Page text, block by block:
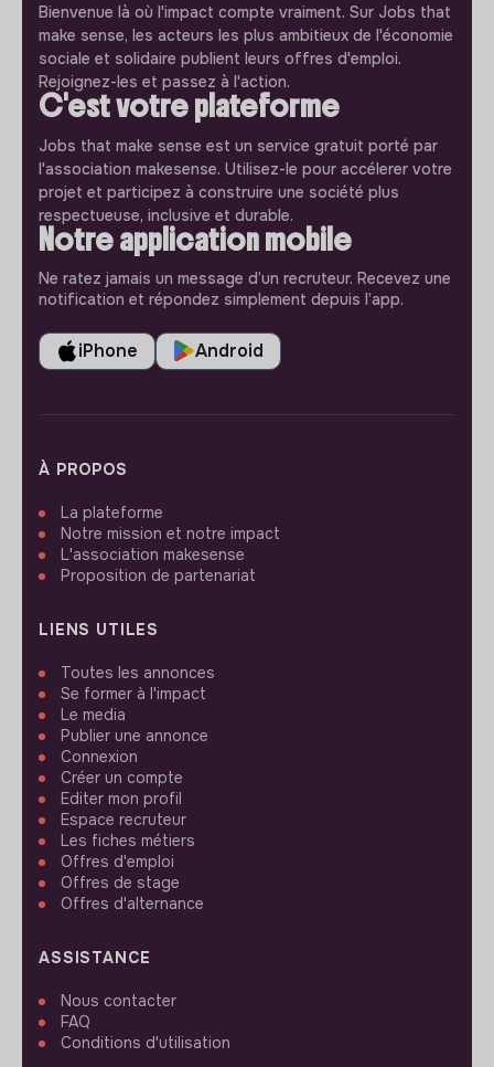
Bienvenue là où l'impact compte vraiment. Sur Jobs that
make sense, les acteurs les plus ambitieux de l'économie
sociale et solidaire publient leurs offres d'emploi.
Rejoignez-les et passez à l'action.
C'est votre plateforme
Jobs that make sense est un service gratuit porté par
l'association makesense. Utilisez-le pour accélerer votre
projet et participez à construire une société plus
respectueuse, inclusive et durable.
Notre application mobile
Ne ratez jamais un message d’un recruteur. Recevez une
notification et répondez simplement depuis l’app.
iPhone Android
À PROPOS
La plateforme
Notre mission et notre impact
L'association makesense
Proposition de partenariat
LIENS UTILES
Toutes les annonces
Se former à l'impact
Le media
Publier une annonce
Connexion
Créer un compte
Editer mon profil
Espace recruteur
Les fiches métiers
Offres d'emploi
Offres de stage
Offres d'alternance
ASSISTANCE
Nous contacter
FAQ
Conditions d'utilisation